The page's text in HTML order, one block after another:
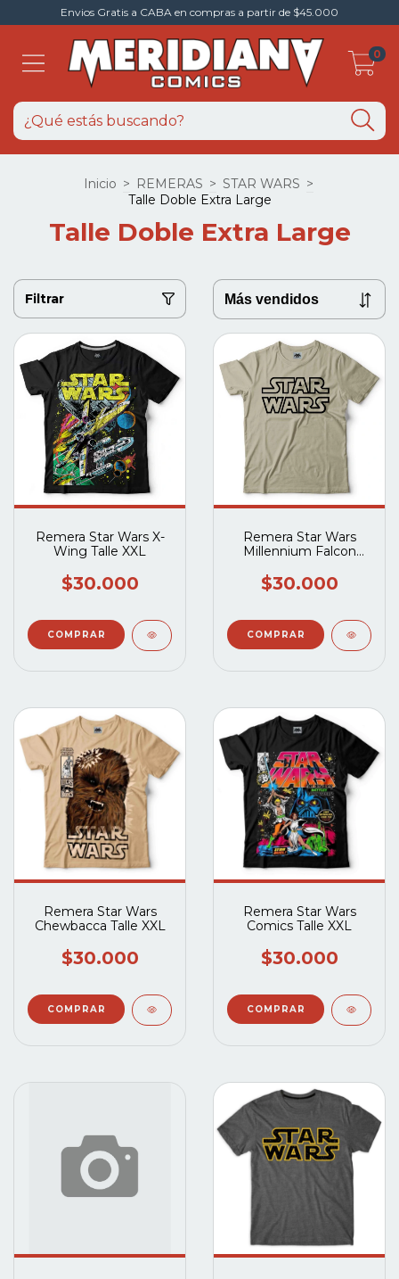
Envios Gratis a CABA en compras a partir de $45.000
0
Inicio > REMERAS > STAR WARS >
Talle Doble Extra Large
Talle Doble Extra Large
Filtrar
Remera Star Wars X-
Wing Talle XXL
$30.000
Remera Star Wars
Millennium Falcon
$30.000
Remera Star Wars
Chewbacca Talle XXL
$30.000
Remera Star Wars
Comics Talle XXL
$30.000